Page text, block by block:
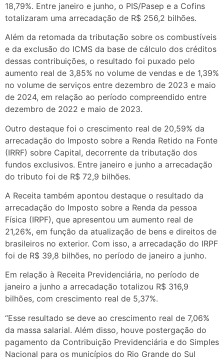
18,79%. Entre janeiro e junho, o PIS/Pasep e a Cofins
totalizaram uma arrecadação de R$ 256,2 bilhões.
Além da retomada da tributação sobre os combustíveis
e da exclusão do ICMS da base de cálculo dos créditos
dessas contribuições, o resultado foi puxado pelo
aumento real de 3,85% no volume de vendas e de 1,39%
no volume de serviços entre dezembro de 2023 e maio
de 2024, em relação ao período compreendido entre
dezembro de 2022 e maio de 2023.
Outro destaque foi o crescimento real de 20,59% da
arrecadação do Imposto sobre a Renda Retido na Fonte
(IRRF) sobre Capital, decorrente da tributação dos
fundos exclusivos. Entre janeiro e junho a arrecadação
do tributo foi de R$ 72,9 bilhões.
A Receita também apontou destaque o resultado da
arrecadação do Imposto sobre a Renda da pessoa
Física (IRPF), que apresentou um aumento real de
21,26%, em função da atualização de bens e direitos de
brasileiros no exterior. Com isso, a arrecadação do IRPF
foi de R$ 39,8 bilhões, no período de janeiro a junho.
Em relação à Receita Previdenciária, no período de
janeiro a junho a arrecadação totalizou R$ 316,9
bilhões, com crescimento real de 5,37%.
“Esse resultado se deve ao crescimento real de 7,06%
da massa salarial. Além disso, houve postergação do
pagamento da Contribuição Previdenciária e do Simples
Nacional para os municípios do Rio Grande do Sul